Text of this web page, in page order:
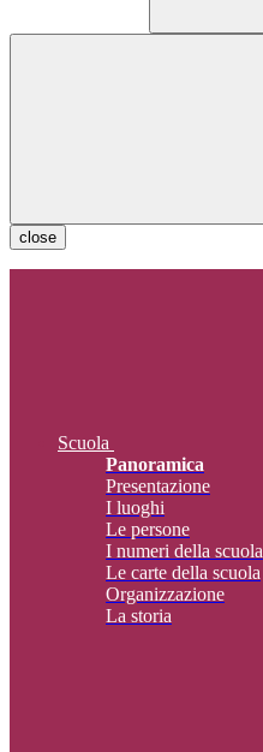
close
Scuola
Panoramica
Presentazione
I luoghi
Le persone
I numeri della scuola
Le carte della scuola
Organizzazione
La storia